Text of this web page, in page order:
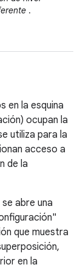
.
en la esquina
ocupan la
utiliza para la
acceso a
de la
abre una
que muestra
en la